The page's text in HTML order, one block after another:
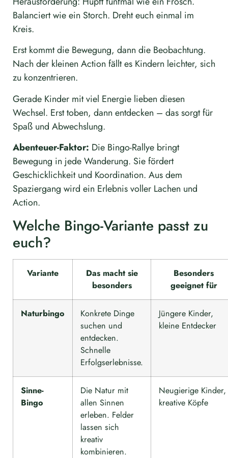
Balanciert wie ein Storch. Dreht euch einmal im
Kreis.
Erst kommt die Bewegung, dann die Beobachtung.
Nach der kleinen Action fällt es Kindern leichter, sich
zu konzentrieren.
Gerade Kinder mit viel Energie lieben diesen
Wechsel. Erst toben, dann entdecken – das sorgt für
Spaß und Abwechslung.
Abenteuer-Faktor: Die Bingo-Rallye bringt
Bewegung in jede Wanderung. Sie fördert
Geschicklichkeit und Koordination. Aus dem
Spaziergang wird ein Erlebnis voller Lachen und
Action.
Welche Bingo-Variante passt zu
euch?
Variante
Das macht sie
besonders
Besonders
geeignet für
Naturbingo
Konkrete Dinge
suchen und
entdecken.
Schnelle
Erfolgserlebnisse.
Jüngere Kinder,
kleine Entdecker
Sinne-
Bingo
Die Natur mit
allen Sinnen
erleben. Felder
lassen sich
kreativ
kombinieren.
Neugierige Kinder,
kreative Köpfe